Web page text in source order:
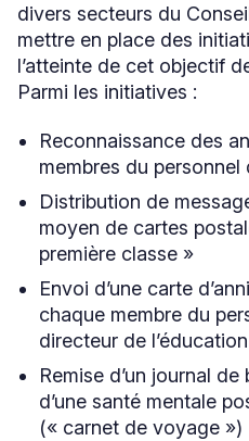
divers secteurs du
mettre en place des
l’atteinte de cet objectif
Parmi les initiatives :
Reconnaissance des
membres du personnel
Distribution de
moyen de cartes
première classe »
Envoi d’une carte
chaque membre du
directeur de l’éducation
Remise d’un journal
d’une santé mentale
(« carnet de voyage »)